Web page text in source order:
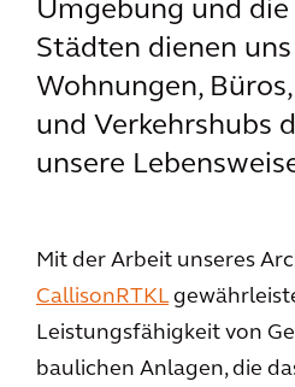
Umgebung und die
Städten dienen
Wohnungen,
und Verkehrshubs
unsere
Mit der Arbeit unseres
CallisonRTKL
Leistungsfähigkeit von
baulichen Anlagen, die